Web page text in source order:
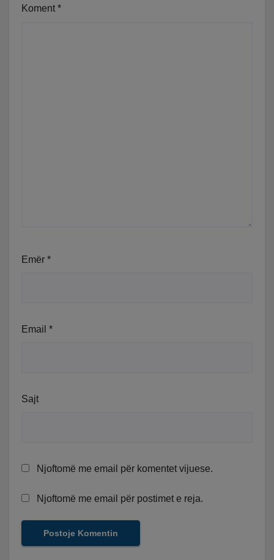
Koment*
Emër *
Email *
Sajt
Njoftomë me email për komentet vijuese.
Njoftomë me email për postimet e reja.